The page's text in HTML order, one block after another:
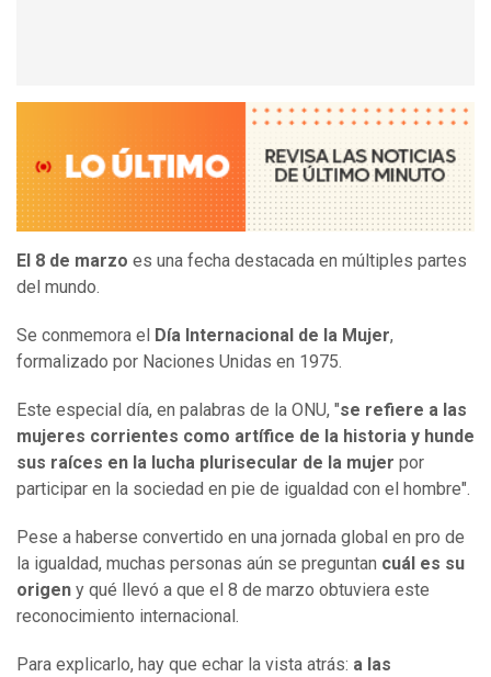
El 8 de marzo es una fecha destacada en múltiples partes
del mundo.
Se conmemora el Día Internacional de la Mujer,
formalizado por Naciones Unidas en 1975.
Este especial día, en palabras de la ONU, "se refiere a las
mujeres corrientes como artífice de la historia y hunde
sus raíces en la lucha plurisecular de la mujer por
participar en la sociedad en pie de igualdad con el hombre".
Pese a haberse convertido en una jornada global en pro de
la igualdad, muchas personas aún se preguntan cuál es su
origen y qué llevó a que el 8 de marzo obtuviera este
reconocimiento internacional.
Para explicarlo, hay que echar la vista atrás: a las